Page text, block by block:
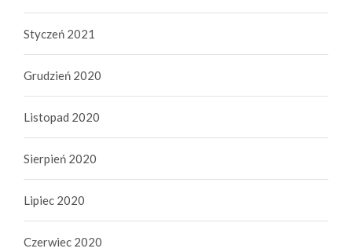
Styczeń 2021
Grudzień 2020
Listopad 2020
Sierpień 2020
Lipiec 2020
Czerwiec 2020